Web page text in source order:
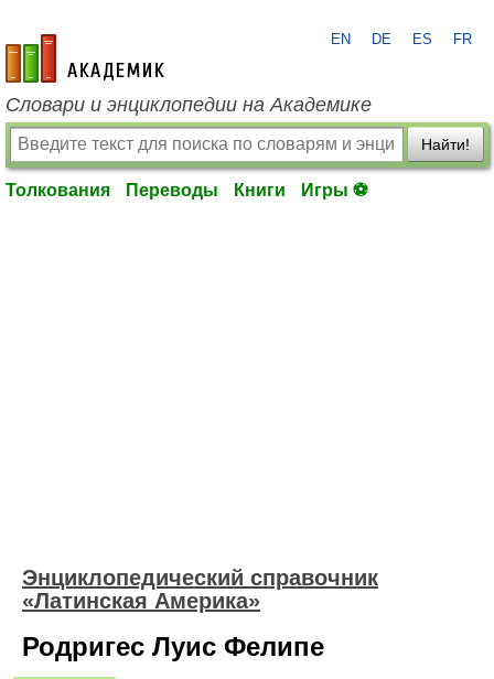
academic.ru
EN DE ES FR
Словари и энциклопедии на Академике
Найти!
Толкования Переводы Книги Игры ⚽
Энциклопедический справочник
«Латинская Америка»
Родригес Луис Фелипе